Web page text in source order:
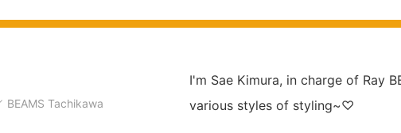
BEAMS Tachikawa
I'm Sae Kimura, in charge of Ray
various styles of styling~♡